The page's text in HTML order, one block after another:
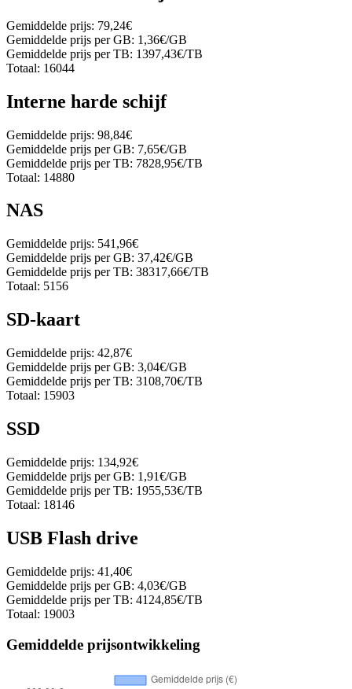
Gemiddelde prijs: 79,24€
Gemiddelde prijs per GB: 1,36€/GB
Gemiddelde prijs per TB: 1397,43€/TB
Totaal: 16044
Interne harde schijf
Gemiddelde prijs: 98,84€
Gemiddelde prijs per GB: 7,65€/GB
Gemiddelde prijs per TB: 7828,95€/TB
Totaal: 14880
NAS
Gemiddelde prijs: 541,96€
Gemiddelde prijs per GB: 37,42€/GB
Gemiddelde prijs per TB: 38317,66€/TB
Totaal: 5156
SD-kaart
Gemiddelde prijs: 42,87€
Gemiddelde prijs per GB: 3,04€/GB
Gemiddelde prijs per TB: 3108,70€/TB
Totaal: 15903
SSD
Gemiddelde prijs: 134,92€
Gemiddelde prijs per GB: 1,91€/GB
Gemiddelde prijs per TB: 1955,53€/TB
Totaal: 18146
USB Flash drive
Gemiddelde prijs: 41,40€
Gemiddelde prijs per GB: 4,03€/GB
Gemiddelde prijs per TB: 4124,85€/TB
Totaal: 19003
Gemiddelde prijsontwikkeling